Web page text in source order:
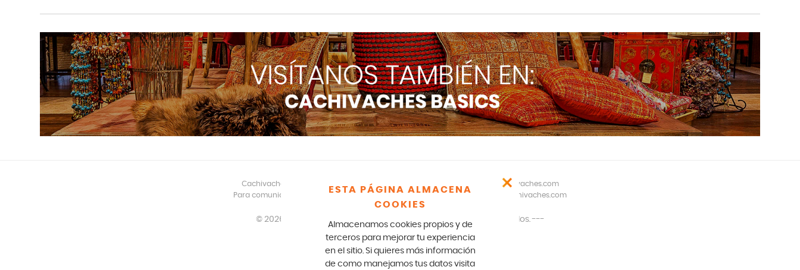
ESTA PÁGINA ALMACENA
COOKIES
Almacenamos cookies propios y de
terceros para mejorar tu experiencia
en el sitio. Si quieres más información
de como manejamos tus datos visita
Cachivaches – CR 17 166 75 Bogotá – 601-5529100- E mail: comunicados@cachivaches.com
Para comunicados legales y notificaciones formales favor escribir a: team@cachivaches.com
© 2026 | Todos los derechos reservados. ---
Diseño y desarrollo: Paperplane.co